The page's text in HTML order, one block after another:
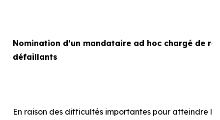
Nomination d’un mandataire ad hoc chargé de
défaillants
En raison des difficultés importantes pour atteindre le